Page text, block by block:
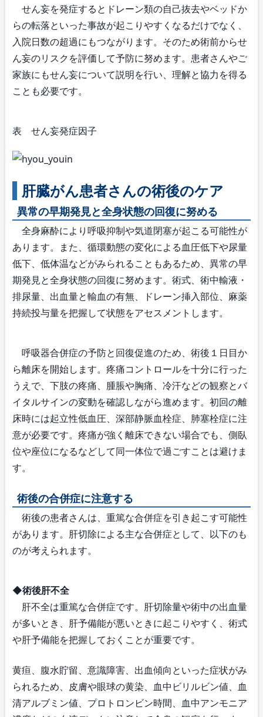
せん妄を発症するとドレーン類の自己抜去やベッドか
らの転落といった事故が起こりやすくなるだけでなく、
入院日数の超過にもつながります。そのため術前からせ
ん妄のリスクを評価して予防に努めます。患者さんやご
家族にもせん妄について説明を行い、理解と協力を得る
ことも必要です。
表 せん妄発症因子
肝臓がん患者さんの術後のケア
異常の早期発見と全身状態の回復に努める
全身麻酔により呼吸抑制や気道閉塞が起こる可能性が
あります。また、循環動態の変化による血圧低下や尿量
低下、低体温などがみられることもあるため、異常の早
期発見と全身状態の回復に努めます。術式、術中輸液・
排尿量、出血量と輸血の有無、ドレーン挿入部位、麻薬
持続投与量を把握して状態をアセスメントします。
呼吸器合併症の予防と回復促進のため、術後１日目か
ら離床を開始します。疼痛コントロールを十分に行った
うえで、下肢の疼痛、腫脹や胸痛、冷汗などの観察とバ
イタルサインの変動を確認しながら進めます。初回の離
床時には起立性低血圧、深部静脈血栓症、肺塞栓症に注
意が必要です。疼痛が強く離床できない場合でも、側臥
位や座位になるなどして同一体位で過ごすことは避けま
す。
術後の合併症に注意する
術後の患者さんは、重篤な合併症を引き起こす可能性
があります。肝切除による主な合併症として、以下のも
のが考えられます。
◆術後肝不全
肝不全は重篤な合併症です。肝切除量や術中の出血量
が多いとき、肝予備能が悪いときに起こりやすく、術式
や肝予備能を把握しておくことが重要です。
黄疸、腹水貯留、意識障害、出血傾向といった症状がみ
られるため、皮膚や眼球の黄染、血中ビリルビン値、血
清アルブミン値、プロトロンビン時間、血中アンモニア